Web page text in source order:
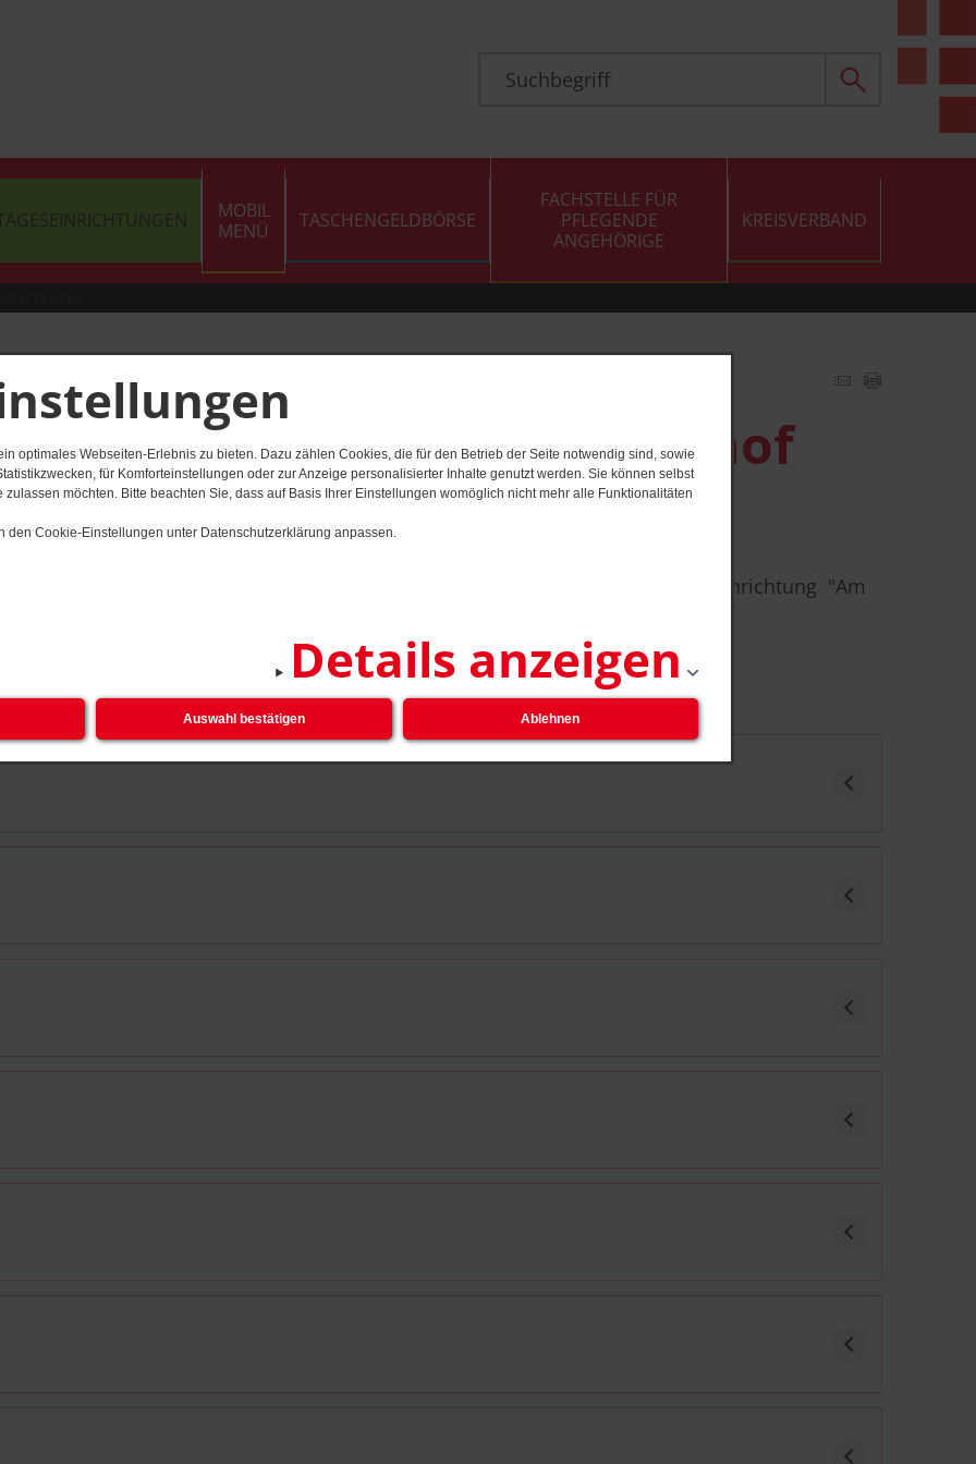
optimales Webseiten-Erlebnis zu bieten. Dazu zählen Cookies, die für den Betrieb der Seite notwendig sind, sowie
für Komforteinstellungen oder zur Anzeige personalisierter Inhalte genutzt werden. Sie können selbst
möchten. Bitte beachten Sie, dass auf Basis Ihrer Einstellungen womöglich nicht mehr alle Funktionalitäten
den Cookie-Einstellungen unter Datenschutzerklärung anpassen.
Details anzeigen
Auswahl bestätigen Ablehnen
MOBIL
MENÜ
TASCHENGELDBÖRSE
FACHSTELLE FÜR
PFLEGENDE
ANGEHÖRIGE
KREISVERBAND
"Sonnenschein" Weiherhof
AWO Kita Sonnenschein!
in Weiherhof. Im August 2018 sind wir in unsere neugebaute Einrichtung "Am
und 25 Hortkinder.